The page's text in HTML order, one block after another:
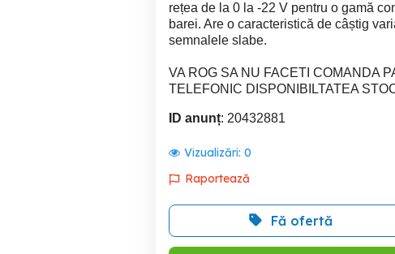
rețea de la 0 la -22 V pentru o gamă
barei. Are o caracteristică de câștig
semnalele slabe.
VA ROG SA NU FACETI COMANDA
TELEFONIC DISPONIBILTATEA
ID anunț: 20432881
Vizualizări: 0
Raportează
Fă ofertă